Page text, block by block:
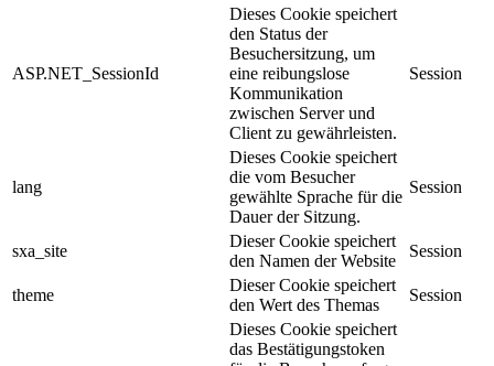
ASP.NET_SessionId
Dieses Cookie speichert
den Status der
Besuchersitzung, um
eine reibungslose
Kommunikation
zwischen Server und
Client zu gewährleisten.
Session
lang
Dieses Cookie speichert
die vom Besucher
gewählte Sprache für die
Dauer der Sitzung.
Session
sxa_site
Dieser Cookie speichert
den Namen der Website
Session
theme
Dieser Cookie speichert
den Wert des Themas
Session
Dieses Cookie speichert
das Bestätigungstoken